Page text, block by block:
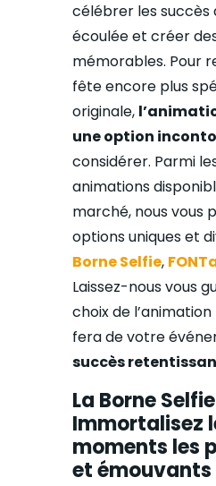
célébrer les succès
écoulée et créer
mémorables. Pour
fête encore plus
originale,
une option
considérer. Parmi
animations
marché, nous vous
options uniques et
Borne Selfie,
Laissez-nous vous
choix de
fera de votre
succès
La Borne
Immortalisez
moments les
et émouvants